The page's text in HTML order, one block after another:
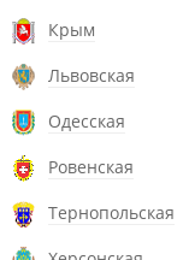
Крым
Львовская
Одесская
Ровенская
Тернопольская